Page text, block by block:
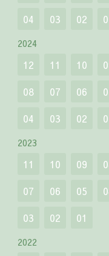
04
03 02
2024
12 11 10
08
07 06
04
03 02
2023
11 10 09
07
06 05
03
02 01
2022